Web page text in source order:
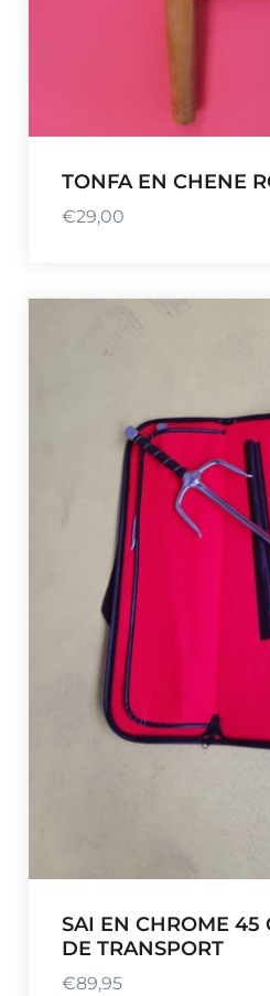
TONFA EN CHENE
€29,00
SAI EN CHROME 45
DE TRANSPORT
€89,95